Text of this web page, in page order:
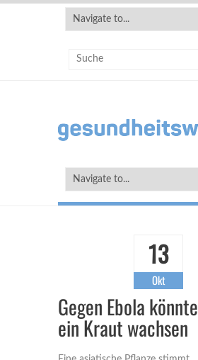
13
Okt
Gegen Ebola könnte
ein Kraut wachsen